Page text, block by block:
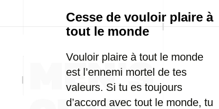
Cesse de vouloir plaire à
tout le monde
Vouloir plaire à tout le monde
est l’ennemi mortel de tes
valeurs. Si tu es toujours
d’accord avec tout le monde, tu